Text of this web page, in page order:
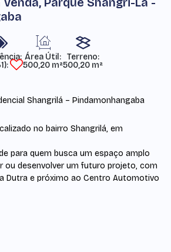
Área Útil:
500,20 m²
Terreno:
500,20 m²
Shangrilá – Pindamonhangaba
no bairro Shangrilá, em
para quem busca um espaço amplo
ou desenvolver um futuro projeto, com
Dutra e próximo ao Centro Automotivo